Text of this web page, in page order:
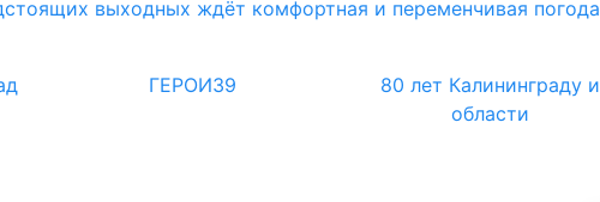
выходных ждёт комфортная и переменчивая погода
ГЕРОИ39
80 лет Калининграду и
области